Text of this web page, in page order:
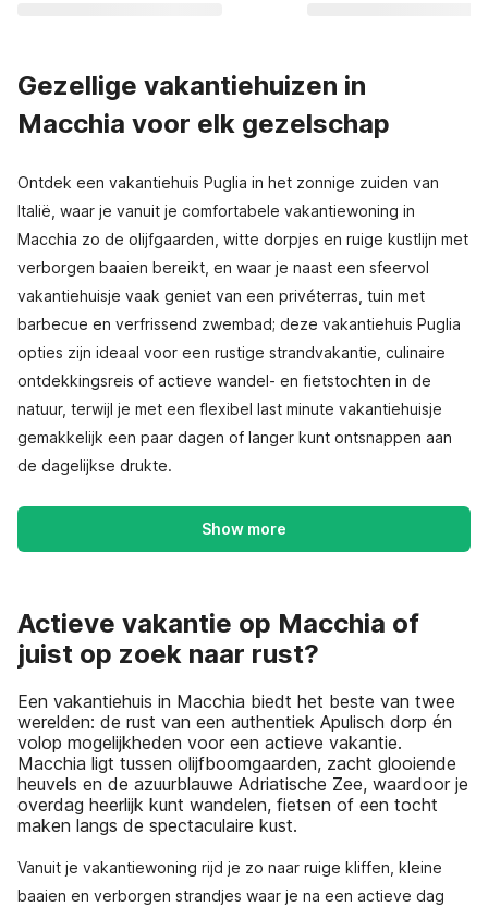
Gezellige vakantiehuizen in
Macchia voor elk gezelschap
Ontdek een vakantiehuis Puglia in het zonnige zuiden van
Italië, waar je vanuit je comfortabele vakantiewoning in
Macchia zo de olijfgaarden, witte dorpjes en ruige kustlijn met
verborgen baaien bereikt, en waar je naast een sfeervol
vakantiehuisje vaak geniet van een privéterras, tuin met
barbecue en verfrissend zwembad; deze vakantiehuis Puglia
opties zijn ideaal voor een rustige strandvakantie, culinaire
ontdekkingsreis of actieve wandel- en fietstochten in de
natuur, terwijl je met een flexibel last minute vakantiehuisje
gemakkelijk een paar dagen of langer kunt ontsnappen aan
de dagelijkse drukte.
Show more
Actieve vakantie op Macchia of
juist op zoek naar rust?
Een vakantiehuis in Macchia biedt het beste van twee
werelden: de rust van een authentiek Apulisch dorp én
volop mogelijkheden voor een actieve vakantie.
Macchia ligt tussen olijfboomgaarden, zacht glooiende
heuvels en de azuurblauwe Adriatische Zee, waardoor je
overdag heerlijk kunt wandelen, fietsen of een tocht
maken langs de spectaculaire kust.
Vanuit je vakantiewoning rijd je zo naar ruige kliffen, kleine
baaien en verborgen strandjes waar je na een actieve dag